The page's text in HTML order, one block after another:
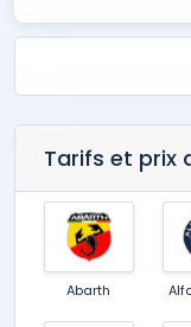
Tarifs et prix
Abarth